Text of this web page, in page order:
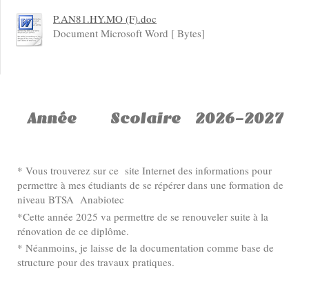
P.AN81.HY.MO (F).doc
Document Microsoft Word [ Bytes]
Année Scolaire 2026-2027
* Vous trouverez sur ce site Internet des informations pour
permettre à mes étudiants de se répérer dans une formation de
niveau BTSA Anabiotec
*Cette année 2025 va permettre de se renouveler suite à la
rénovation de ce diplôme.
* Néanmoins, je laisse de la documentation comme base de
structure pour des travaux pratiques.